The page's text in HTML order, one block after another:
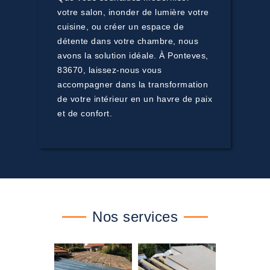
votre salon, inonder de lumière votre
cuisine, ou créer un espace de
détente dans votre chambre, nous
avons la solution idéale. À Ponteves,
83670, laissez-nous vous
accompagner dans la transformation
de votre intérieur en un havre de paix
et de confort.
Nos services